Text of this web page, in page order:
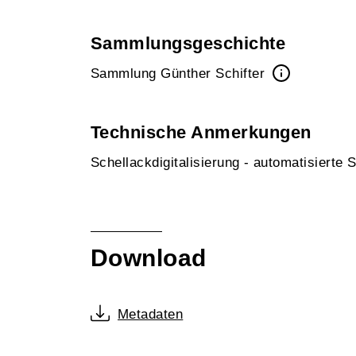
Sammlungsgeschichte
Sammlung Günther Schifter
Technische Anmerkungen
Schellackdigitalisierung - automatisierte
Download
Metadaten